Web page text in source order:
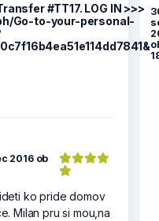
#TT17. LOG IN >>>
Go-to-your-personal-
2016 ob
ko pride domov
Milan pru si mou,na